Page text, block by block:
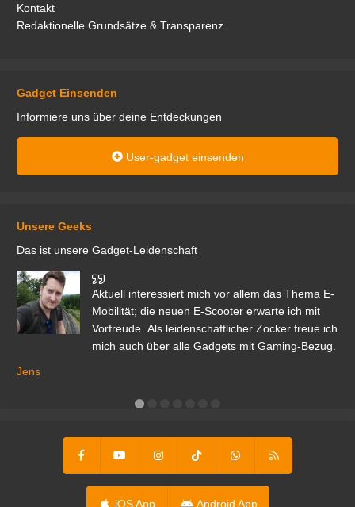
Kontakt
Redaktionelle Grundsätze & Transparenz
Gadget Einsenden
Informiere uns über deine Entdeckungen
User-gadget einsenden
Unsere Geeks
Das ist unsere Gadget-Leidenschaft
Aktuell interessiert mich vor allem das Thema E-
Mobilität; die neuen E-Scooter erwarte ich mit
Vorfreude. Als leidenschaftlicher Zocker freue ich
mich auch über alle Gadgets mit Gaming-Bezug.
Jens
iOS App Android App